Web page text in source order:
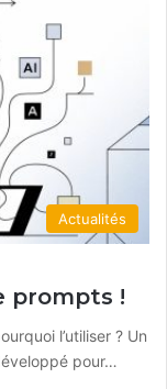
Actualités
prompts !
l’utiliser ? Un
pour…